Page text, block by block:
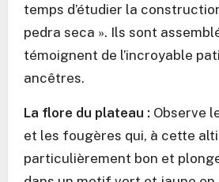
temps d’étudier la
pedra seca ». Ils sont
témoignent de l’incroyable
ancêtres.
La flore du plateau : Observe
et les fougères qui, à cette
particulièrement bon et